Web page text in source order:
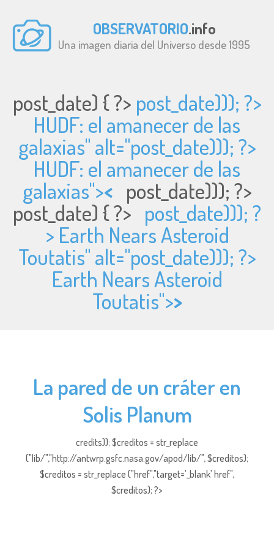
OBSERVATORIO.info
Una imagen diaria del Universo desde 1995
post_date) { ?> post_date))); ?>
HUDF: el amanecer de las
galaxias" alt="post_date))); ?>
HUDF: el amanecer de las
galaxias">< post_date))); ?>
post_date) { ?> post_date))); ?
> Earth Nears Asteroid
Toutatis" alt="post_date))); ?>
Earth Nears Asteroid
Toutatis">>
La pared de un cráter en
Solis Planum
credits)); $creditos = str_replace
("lib/","http://antwrp.gsfc.nasa.gov/apod/lib/", $creditos);
$creditos = str_replace ("href","target='_blank' href",
$creditos); ?>